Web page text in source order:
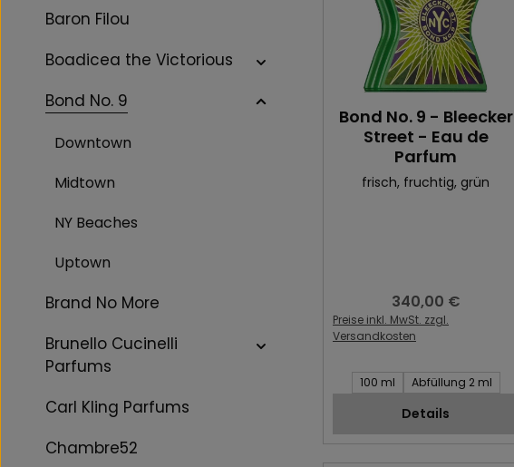
Baron Filou
Boadicea the Victorious
Bond No. 9
Downtown
Midtown
NY Beaches
Uptown
Brand No More
Brunello Cucinelli
Parfums
Carl Kling Parfums
Chambre52
Bond No. 9 - Bleecker
Street - Eau de
Parfum
frisch, fruchtig, grün
Regulärer Preis:
340,00 €
Preise inkl. MwSt. zzgl.
Versandkosten
Inhalt des Artikel:
100 ml Abfüllung 2 ml
Details